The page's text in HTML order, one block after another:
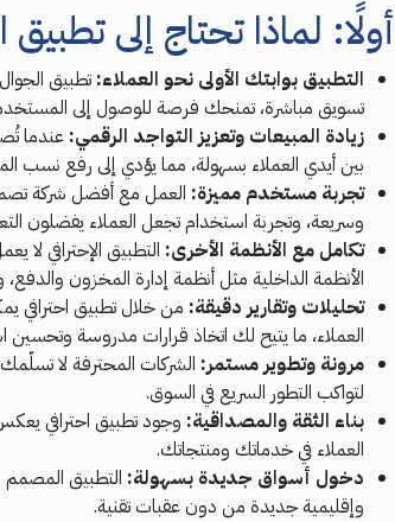
أولًا: لماذا تحتاج إلى تطبيق
التطبيق بوابتك الأولى نحو العملاء: تطبيق
تسويق مباشرة، تمنحك فرصة للوصول إلى
زيادة المبيعات وتعزيز التواجد الرقمي: عندما
بين أيدي العملاء بسهولة، مما يؤدي إلى رفع نسب
تجربة مستخدم مميزة: العمل مع أفضل شركة
وسريعة، وتجربة استخدام تجعل العملاء يفضلون
تكامل مع الأنظمة الأخرى: التطبيق الإحترافي
الأنظمة الداخلية مثل أنظمة إدارة المخزون
تحليلات وتقارير دقيقة: من خلال تطبيق احترافي
العملاء، ما يتيح لك اتخاذ قرارات مدروسة
مرونة وتطوير مستمر: الشركات المحترفة لا
لتواكب التطور السريع في السوق.
بناء الثقة والمصداقية: وجود تطبيق احترافي
العملاء في خدماتك ومنتجاتك.
دخول أسواق جديدة بسهولة: التطبيق المصمم
وإقليمية جديدة من دون عقبات تقنية.